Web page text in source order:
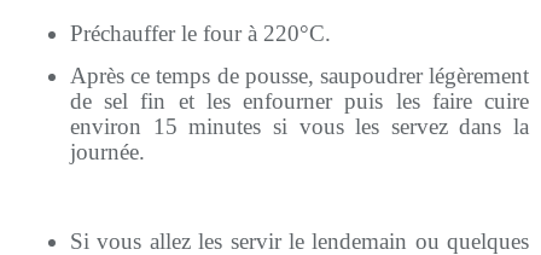
Préchauffer le four à 220°C.
Après ce temps de pousse, saupoudrer légèrement
de sel fin et les enfourner puis les faire cuire
environ 15 minutes si vous les servez dans la
journée.
Si vous allez les servir le lendemain ou quelques